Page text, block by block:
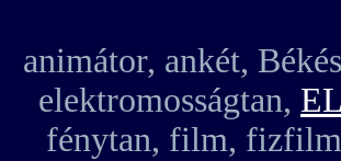
animátor, ankét,
elektromosságtan,
fénytan, film,